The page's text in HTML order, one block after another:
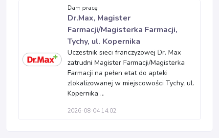
Dam pracę
Dr.Max, Magister
Farmacji/Magisterka Farmacji,
Tychy, ul. Kopernika
Uczestnik sieci franczyzowej Dr. Max
zatrudni Magister Farmacji/Magisterka
Farmacji na pełen etat do apteki
zlokalizowanej w miejscowości Tychy, ul.
Kopernika ...
2026-08-04 14:02